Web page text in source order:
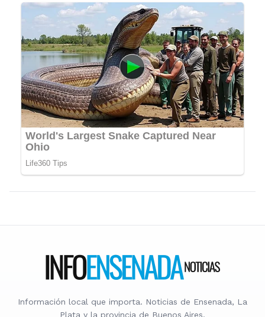
Información local que importa. Noticias de Ensenada, La
Plata y la provincia de Buenos Aires.